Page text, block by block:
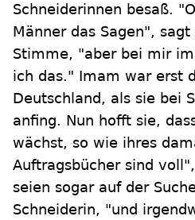
Schneiderinnen besaß.
Männer das Sagen",
Stimme, "aber bei mir
ich das." Imam war erst
Deutschland, als sie bei
anfing. Nun hofft sie,
wächst, so wie ihres
Auftragsbücher sind
seien sogar auf der
Schneiderin, "und